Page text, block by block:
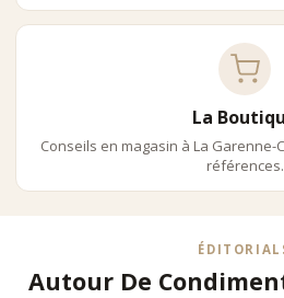
La
Conseils en magasin à La
références.
Autour De